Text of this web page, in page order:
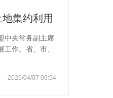
集约利用
中央常务副主席
作。省、市、
用从“平铺式”
低碳、提质增效
2026/04/07 09:54